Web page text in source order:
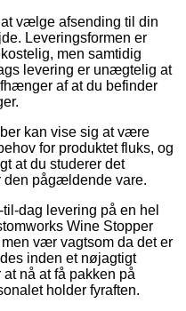
vælge afsending til din
Leveringsformen er
men samtidig
levering er unægtelig at
af at du befinder
kan vise sig at være
for produktet fluks, og
at du studerer det
den pågældende vare.
dag levering på en hel
Wine Stopper
vær vagtsom da det er
inden et nøjagtigt
nå at få pakken på
holder fyraften.